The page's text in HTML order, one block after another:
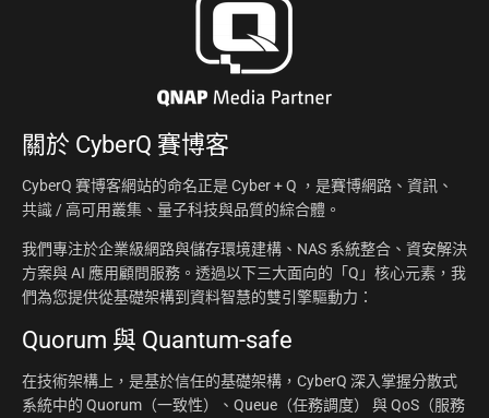
關於 CyberQ 賽博客
CyberQ 賽博客網站的命名正是 Cyber + Q ，是賽博網路、資訊、
共識 / 高可用叢集、量子科技與品質的綜合體。
我們專注於企業級網路與儲存環境建構、NAS 系統整合、資安解決
方案與 AI 應用顧問服務。透過以下三大面向的「Q」核心元素，我
們為您提供從基礎架構到資料智慧的雙引擎驅動力：
Quorum 與 Quantum-safe
在技術架構上，是基於信任的基礎架構，CyberQ 深入掌握分散式
系統中的 Quorum（一致性）、Queue（任務調度） 與 QoS（服務